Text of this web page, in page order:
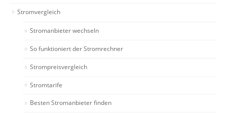
Stromvergleich
Stromanbieter wechseln
So funktioniert der Stromrechner
Strompreisvergleich
Stromtarife
Besten Stromanbieter finden